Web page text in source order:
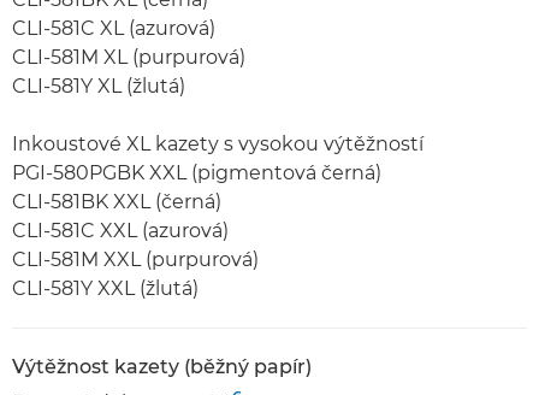
CLI-581C XL (azurová)
CLI-581M XL (purpurová)
CLI-581Y XL (žlutá)
Inkoustové XL kazety s vysokou výtěžností
PGI-580PGBK XXL (pigmentová černá)
CLI-581BK XXL (černá)
CLI-581C XXL (azurová)
CLI-581M XXL (purpurová)
CLI-581Y XXL (žlutá)
Výtěžnost kazety (běžný papír)